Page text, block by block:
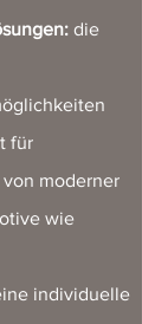
die
für
moderner
wie
individuelle